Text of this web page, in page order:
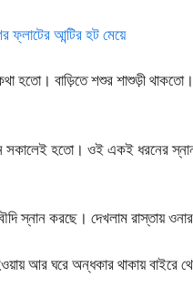
আন্টির হট মেয়ে
হতো। বাড়িতে শশুর শাশুড়ী
সকালেই হতো। ওই একই ধরনের
স্নান করছে। দেখলাম রাস্তায়
আর ঘরে অন্ধকার থাকায়